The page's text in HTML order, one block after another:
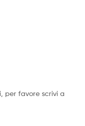
per favore scrivi a